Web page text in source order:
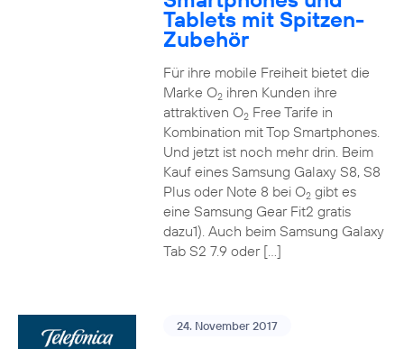
Tablets mit Spitzen-
Zubehör
Für ihre mobile Freiheit bietet die
Marke O2ihren Kunden ihre
attraktiven O2Free Tarife in
Kombination mit Top Smartphones.
Und jetzt ist noch mehr drin. Beim
Kauf eines Samsung Galaxy S8, S8
Plus oder Note 8 bei O2gibt es
eine Samsung Gear Fit2 gratis
dazu1). Auch beim Samsung Galaxy
Tab S2 7.9 oder […]
24. November 2017